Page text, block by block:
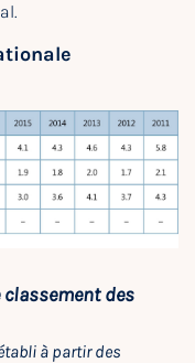
classement des
à partir des